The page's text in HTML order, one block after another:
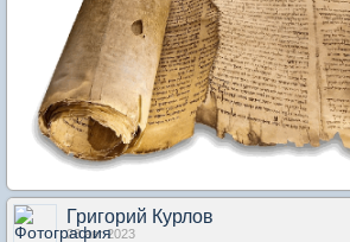
Григорий Курлов
28 авг 2023